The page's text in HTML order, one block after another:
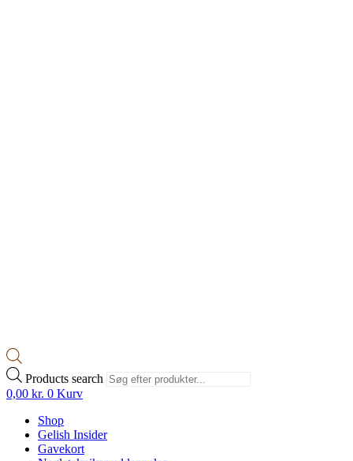
Products search
0,00 kr. 0 Kurv
Shop
Gelish Insider
Gavekort